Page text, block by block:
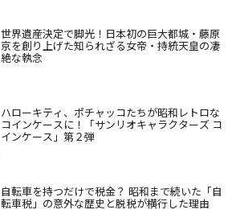
世界遺産決定で脚光！日本初の巨大都城・藤原
京を創り上げた知られざる女帝・持統天皇の凄
絶な執念
ハローキティ、ポチャッコたちが昭和レトロな
コインケースに！「サンリオキャラクターズ コ
インケース」第２弾
自転車を持つだけで税金？ 昭和まで続いた「自
転車税」の意外な歴史と脱税が横行した理由